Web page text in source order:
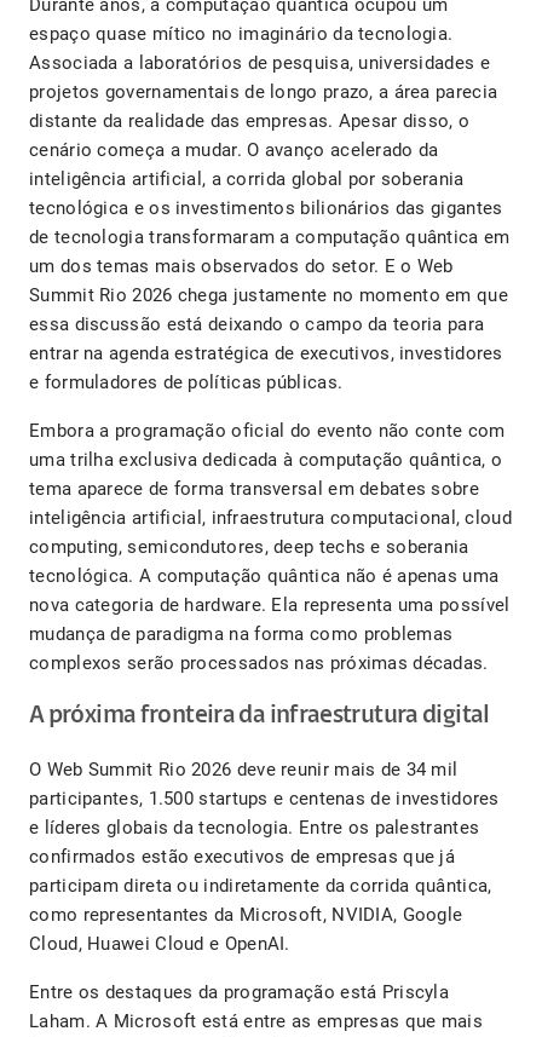
Durante anos, a computação quântica ocupou um
espaço quase mítico no imaginário da tecnologia.
Associada a laboratórios de pesquisa, universidades e
projetos governamentais de longo prazo, a área parecia
distante da realidade das empresas. Apesar disso, o
cenário começa a mudar. O avanço acelerado da
inteligência artificial, a corrida global por soberania
tecnológica e os investimentos bilionários das gigantes
de tecnologia transformaram a computação quântica em
um dos temas mais observados do setor. E o Web
Summit Rio 2026 chega justamente no momento em que
essa discussão está deixando o campo da teoria para
entrar na agenda estratégica de executivos, investidores
e formuladores de políticas públicas.
Embora a programação oficial do evento não conte com
uma trilha exclusiva dedicada à computação quântica, o
tema aparece de forma transversal em debates sobre
inteligência artificial, infraestrutura computacional, cloud
computing, semicondutores, deep techs e soberania
tecnológica. A computação quântica não é apenas uma
nova categoria de hardware. Ela representa uma possível
mudança de paradigma na forma como problemas
complexos serão processados nas próximas décadas.
A próxima fronteira da infraestrutura digital
O Web Summit Rio 2026 deve reunir mais de 34 mil
participantes, 1.500 startups e centenas de investidores
e líderes globais da tecnologia. Entre os palestrantes
confirmados estão executivos de empresas que já
participam direta ou indiretamente da corrida quântica,
como representantes da Microsoft, NVIDIA, Google
Cloud, Huawei Cloud e OpenAI.
Entre os destaques da programação está Priscyla
Laham. A Microsoft está entre as empresas que mais